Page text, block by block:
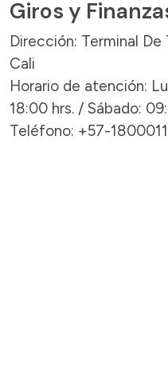
Giros y
Dirección: Terminal
Cali
Horario de atención:
18:00 hrs. / Sábado:
Teléfono: +57-